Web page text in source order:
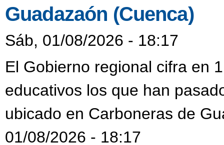
Guadazaón (Cuenca)
Sáb, 01/08/2026 - 18:17
El Gobierno regional cifra en
educativos los que han
ubicado en Carboneras de
01/08/2026 - 18:17